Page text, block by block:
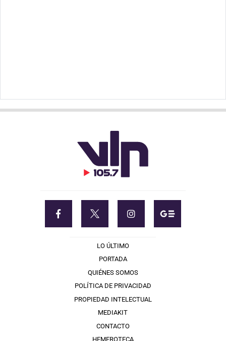
LO ÚLTIMO
PORTADA
QUIÉNES SOMOS
POLÍTICA DE PRIVACIDAD
PROPIEDAD INTELECTUAL
MEDIAKIT
CONTACTO
HEMEROTECA